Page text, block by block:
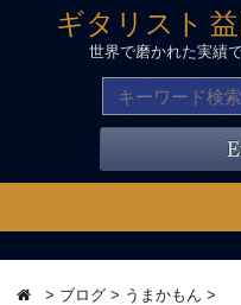
ギタリスト
世界で磨かれた実績
> ブログ > うまかもん >